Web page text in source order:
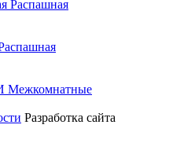
Межкомнатные
Разработка сайта